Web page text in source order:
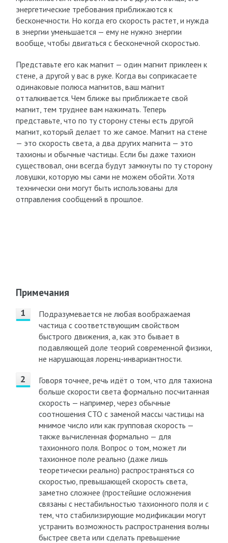
энергетические требования приближаются к
бесконечности. Но когда его скорость растет, и нужда
в энергии уменьшается — ему не нужно энергии
вообще, чтобы двигаться с бесконечной скоростью.
Представьте его как магнит — один магнит приклеен к
стене, а другой у вас в руке. Когда вы соприкасаете
одинаковые полюса магнитов, ваш магнит
отталкивается. Чем ближе вы приближаете свой
магнит, тем труднее вам нажимать. Теперь
представьте, что по ту сторону стены есть другой
магнит, который делает то же самое. Магнит на стене
— это скорость света, а два других магнита — это
тахионы и обычные частицы. Если бы даже тахион
существовал, они всегда будут замкнуты по ту сторону
ловушки, которую мы сами не можем обойти. Хотя
технически они могут быть использованы для
отправления сообщений в прошлое.
Примечания
Подразумевается не любая воображаемая
частица с соответствующим свойством
быстрого движения, а, как это бывает в
подавляющей доле теорий современной физики,
не нарушающая лоренц-инвариантности.
Говоря точнее, речь идёт о том, что для тахиона
больше скорости света формально посчитанная
скорость — например, через обычные
соотношения СТО с заменой массы частицы на
мнимое число или как групповая скорость —
также вычисленная формально — для
тахионного поля. Вопрос о том, может ли
тахионное поле реально (даже лишь
теоретически реально) распространяться со
скоростью, превышающей скорость света,
заметно сложнее (простейшие осложнения
связаны с нестабильностью тахионного поля и с
тем, что стабилизирующие модификации могут
устранить возможность распространения волны
быстрее света или сделать превышение